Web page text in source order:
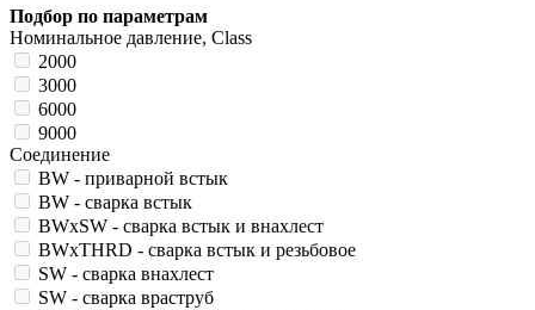
Подбор по параметрам
Номинальное давление, Class
2000
3000
6000
9000
Соединение
BW - приварной встык
BW - сварка встык
BWхSW - сварка встык и внахлест
BWхTHRD - сварка встык и резьбовое
SW - сварка внахлест
SW - сварка враструб